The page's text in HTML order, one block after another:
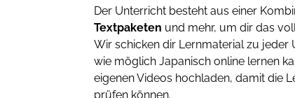
Der Unterricht besteht aus einer
Textpaketen und mehr, um dir das
Wir schicken dir Lernmaterial zu jeder
wie möglich Japanisch online lernen
eigenen Videos hochladen, damit die
prüfen können.